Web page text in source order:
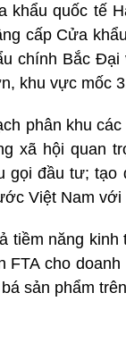
khẩu quốc tế
cấp Cửa
chính Bắc
khu vực mốc
phân khu
xã hội quan
gọi đầu tư; tạo
Việt Nam với
tiềm năng
cho
sản phẩm